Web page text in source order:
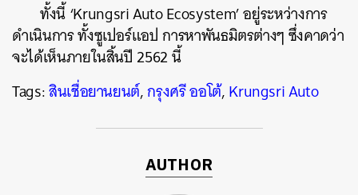
ทั้งนี้ ‘Krungsri Auto Ecosystem’ อยู่ระหว่างการ
ดำเนินการ ทั้งซูเปอร์แอป การหาพันธมิตรต่างๆ ซึ่งคาดว่า
จะได้เห็นภายในสิ้นปี 2562 นี้
Tags:สินเชื่อยานยนต์,กรุงศรี ออโต้,Krungsri Auto
AUTHOR